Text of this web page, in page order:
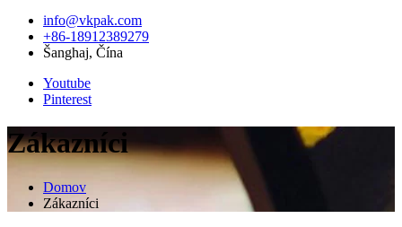
info@vkpak.com
+86-18912389279
Šanghaj, Čína
Youtube
Pinterest
Zákazníci
Domov
Zákazníci